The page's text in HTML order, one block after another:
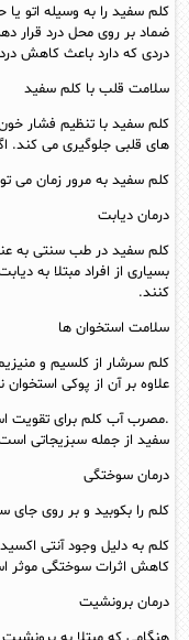
کلم سفید را به وسیله اتو
ضماد بر روی محل درد قرار
دردی که دارد باعث کاهش
سلامت قلب با کلم سفید
کلم سفید با تنظیم فشار
های قلبی جلوگیری می کند.
کلم سفید به مرور زمان می
درمان دیابت
کلم سفید در طب سنتی به
بسیاری از افراد مبتلا به
کنند.
سلامت استخوان‌ ها
کلم سرشار از کلسیم و
علاوه بر آن از پوکی
.مصرب آب کلم برای تقویت
سفید از جمله سبزیجاتی
درمان سوختگی
کلم را بکوبید و بر روی جای
کلم به دلیل وجود آنتی
کاهش اثرات سوختگی موثر
درمان برونشیت